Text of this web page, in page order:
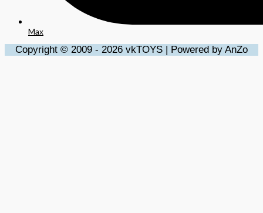
Max
Copyright © 2009 - 2026 vkTOYS | Powered by AnZo